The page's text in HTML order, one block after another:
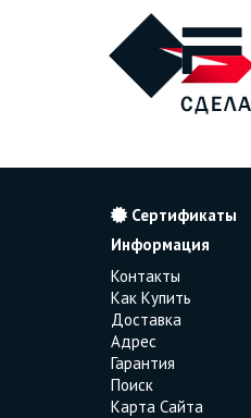
Сертификаты
Информация
Контакты
Как Купить
Доставка
Адрес
Гарантия
Поиск
Карта Сайта